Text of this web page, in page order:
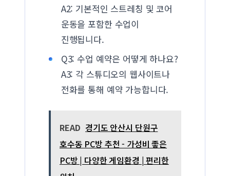
A2: 기본적인 스트레칭 및 코어
운동을 포함한 수업이
진행됩니다.
Q3: 수업 예약은 어떻게 하나요?
A3: 각 스튜디오의 웹사이트나
전화를 통해 예약 가능합니다.
READ 경기도 안산시 단원구
호수동 PC방 추천 - 가성비 좋은
PC방 | 다양한 게임환경 | 편리한